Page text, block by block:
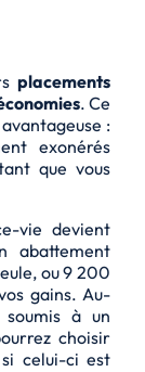
placements
. Ce
:
exonérés
que vous
vie devient
abattement
ou 9 200
gains. Au-
à un
choisir
celui-ci est